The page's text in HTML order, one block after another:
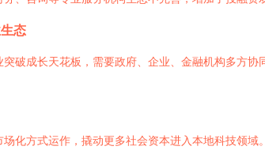
态
突破成长天花板，需要政府、企业、金融机构多方协
场化方式运作，撬动更多社会资本进入本地科技领域。